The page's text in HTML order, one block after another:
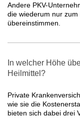
Andere PKV-
die wiederum nur
übereinstimmen.
In welcher Höhe
Heilmittel?
Private
wie sie die
bieten sich dabei drei